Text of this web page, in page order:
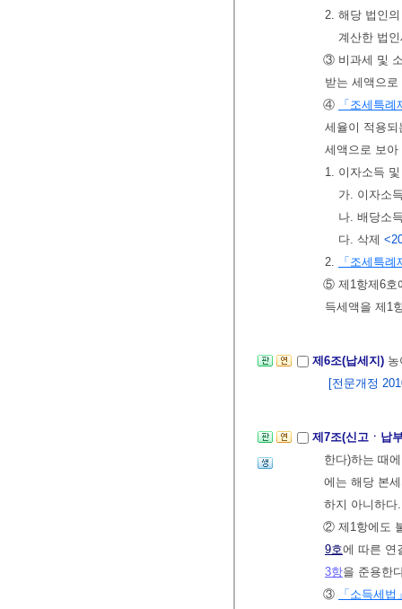
2. 해당 법인
계산한 법
③ 비과세 및
받는 세액으
④
「조세특
세율이 적용
세액으로 보
1. 이자소득
가. 이자소
나. 배당소
다. 삭제
2.
「조세특
⑤ 제1항제6호
득세액을 제1
제6조(납세지)
[전문개정
제7조(신고ㆍ납
한다)하는 때
에는 해당 본
하지 아니하
② 제1항에도
9호에 따른 연
3항을 준용한
③
「소득세법